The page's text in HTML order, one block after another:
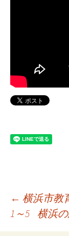
投
← 横浜市教
1～5
横浜